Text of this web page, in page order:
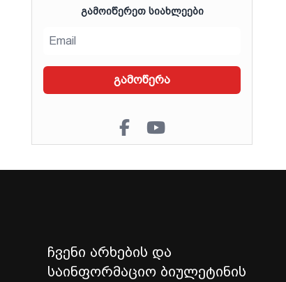
ᲒᲐᲛᲝᲘᲬᲔᲠᲔᲗ ᲡᲘᲐᲮᲚᲔᲔᲑᲘ
გამოწერა
ჩვენი არხების და
საინფორმაციო ბიულეტინის